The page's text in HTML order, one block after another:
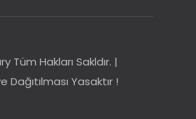
Tüm Hakları Sakldır. |
Dağıtılması Yasaktır !